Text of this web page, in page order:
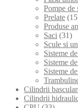
Pompe de
Prelate
Produse
Saci (31)
Scule si
Sisteme
Sisteme
Sisteme
Cilindrii
Cilindrii